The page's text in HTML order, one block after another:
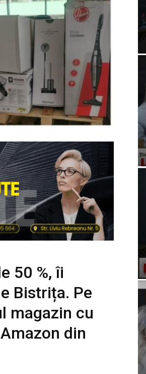
50 %, îi
Bistrița. Pe
magazin cu
din